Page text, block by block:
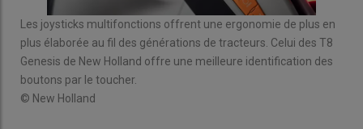
Les joysticks multifonctions offrent une ergonomie de plus en
plus élaborée au fil des générations de tracteurs. Celui des T8
Genesis de New Holland offre une meilleure identification des
boutons par le toucher.
© New Holland